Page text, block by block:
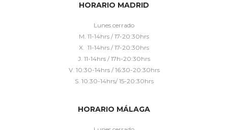
HORARIO MADRID
Lunes cerrado
M. 11-14hrs / 17-20:30hrs
X. 11-14hrs / 17-20:30hrs
J. 11-14hrs / 17h-20:30hrs
V. 10:30-14hrs / 16:30-20:30hrs
S. 10:30-14hrs/ 15-20:30hrs
HORARIO MÁLAGA